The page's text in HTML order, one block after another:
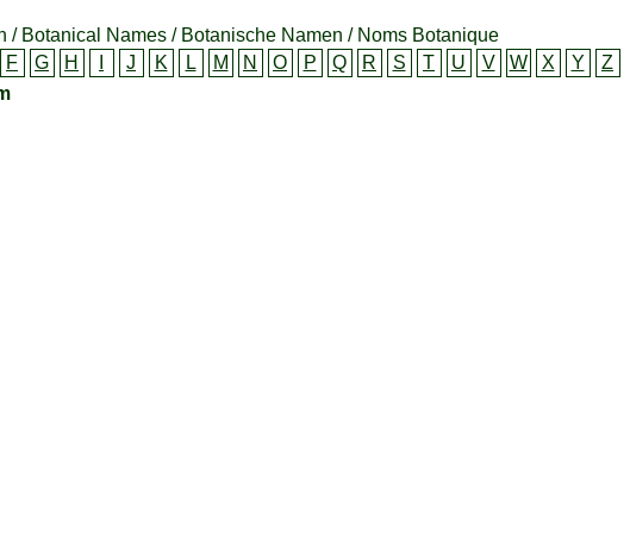
/ Botanical Names / Botanische Namen / Noms Botanique
F G H J K L M N O P Q R S T U V W X Y
Z